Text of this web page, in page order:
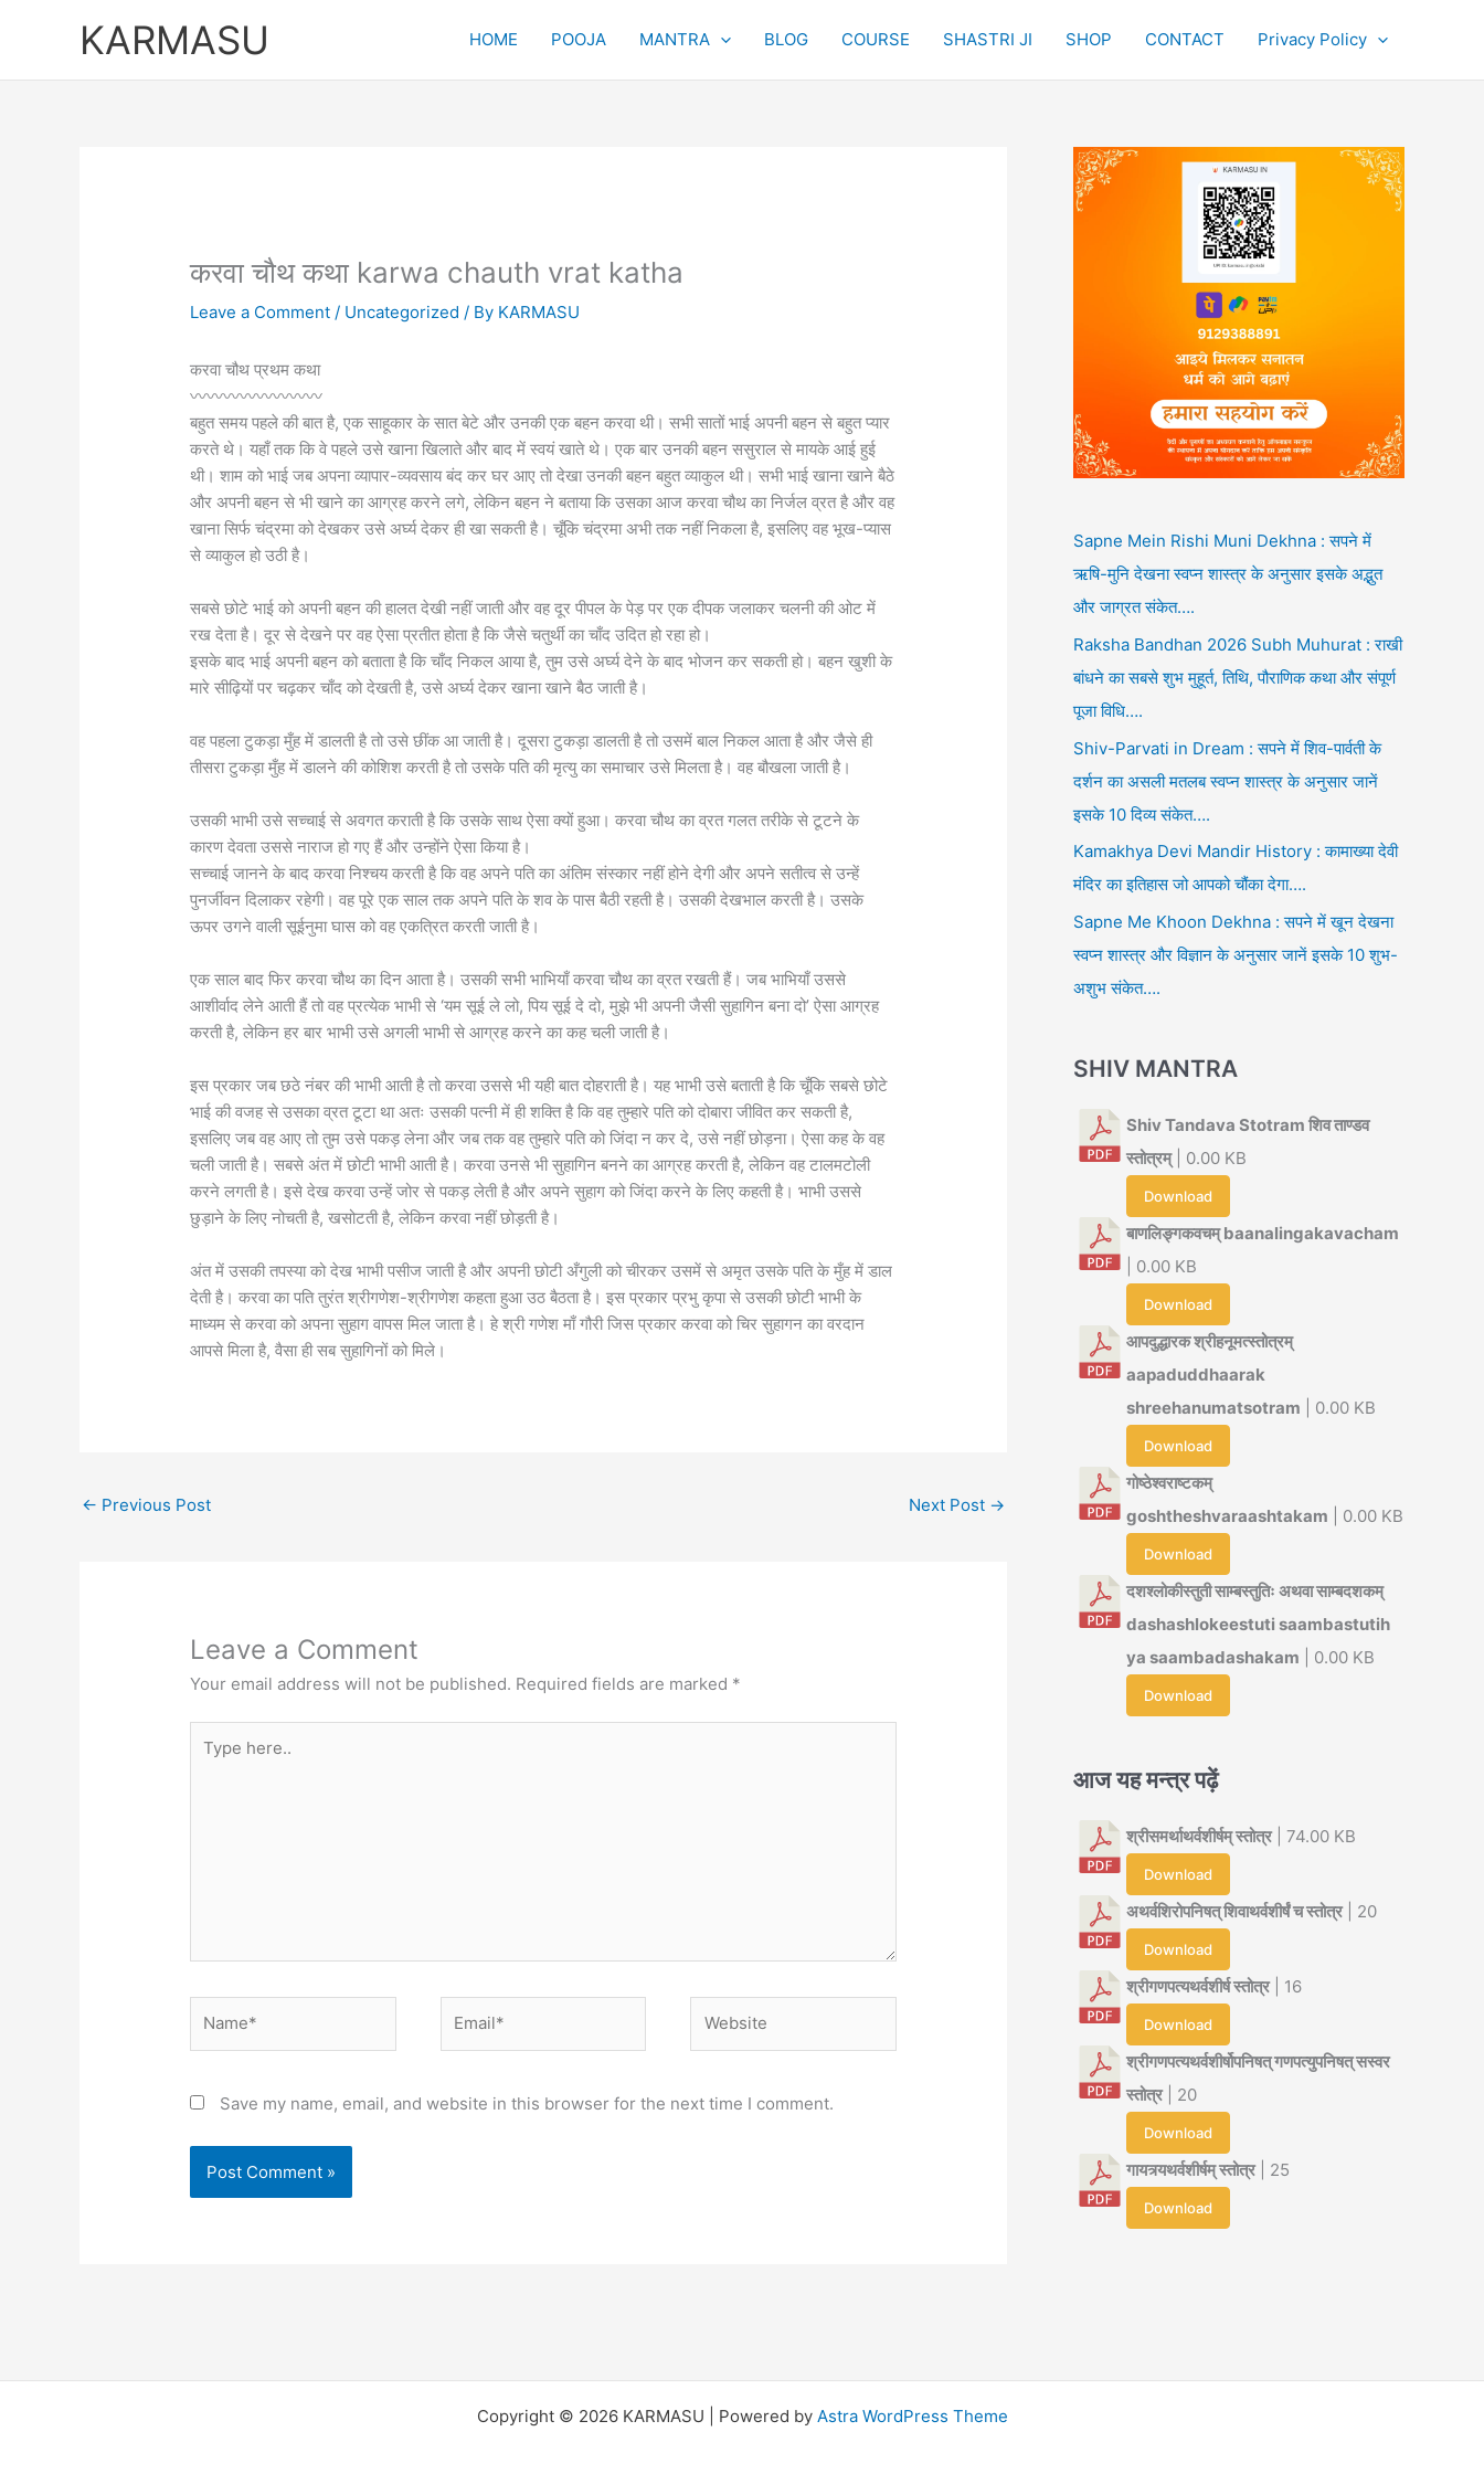
KARMASU HOME POOJA MANTRA BLOG COURSE SHASTRI JI SHOP CONTACT Privacy Policy
करवा चौथ कथा karwa chauth vrat katha
Leave a Comment / Uncategorized / By KARMASU
करवा चौथ प्रथम कथा
〰️〰️〰️〰️〰️〰️〰️〰️
बहुत समय पहले की बात है, एक साहूकार के सात बेटे और उनकी एक बहन करवा थी। सभी सातों भाई अपनी बहन से बहुत प्यार
करते थे। यहाँ तक कि वे पहले उसे खाना खिलाते और बाद में स्वयं खाते थे। एक बार उनकी बहन ससुराल से मायके आई हुई
थी। शाम को भाई जब अपना व्यापार-व्यवसाय बंद कर घर आए तो देखा उनकी बहन बहुत व्याकुल थी। सभी भाई खाना खाने बैठे
और अपनी बहन से भी खाने का आग्रह करने लगे, लेकिन बहन ने बताया कि उसका आज करवा चौथ का निर्जल व्रत है और वह
खाना सिर्फ चंद्रमा को देखकर उसे अर्घ्‍य देकर ही खा सकती है। चूँकि चंद्रमा अभी तक नहीं निकला है, इसलिए वह भूख-प्यास
से व्याकुल हो उठी है।
सबसे छोटे भाई को अपनी बहन की हालत देखी नहीं जाती और वह दूर पीपल के पेड़ पर एक दीपक जलाकर चलनी की ओट में
रख देता है। दूर से देखने पर वह ऐसा प्रतीत होता है कि जैसे चतुर्थी का चाँद उदित हो रहा हो।
इसके बाद भाई अपनी बहन को बताता है कि चाँद निकल आया है, तुम उसे अर्घ्य देने के बाद भोजन कर सकती हो। बहन खुशी के
मारे सीढ़ियों पर चढ़कर चाँद को देखती है, उसे अर्घ्‍य देकर खाना खाने बैठ जाती है।
वह पहला टुकड़ा मुँह में डालती है तो उसे छींक आ जाती है। दूसरा टुकड़ा डालती है तो उसमें बाल निकल आता है और जैसे ही
तीसरा टुकड़ा मुँह में डालने की कोशिश करती है तो उसके पति की मृत्यु का समाचार उसे मिलता है। वह बौखला जाती है।
उसकी भाभी उसे सच्चाई से अवगत कराती है कि उसके साथ ऐसा क्यों हुआ। करवा चौथ का व्रत गलत तरीके से टूटने के
कारण देवता उससे नाराज हो गए हैं और उन्होंने ऐसा किया है।
सच्चाई जानने के बाद करवा निश्चय करती है कि वह अपने पति का अंतिम संस्कार नहीं होने देगी और अपने सतीत्व से उन्हें
पुनर्जीवन दिलाकर रहेगी। वह पूरे एक साल तक अपने पति के शव के पास बैठी रहती है। उसकी देखभाल करती है। उसके
ऊपर उगने वाली सूईनुमा घास को वह एकत्रित करती जाती है।
एक साल बाद फिर करवा चौथ का दिन आता है। उसकी सभी भाभियाँ करवा चौथ का व्रत रखती हैं। जब भाभियाँ उससे
आशीर्वाद लेने आती हैं तो वह प्रत्येक भाभी से ‘यम सूई ले लो, पिय सूई दे दो, मुझे भी अपनी जैसी सुहागिन बना दो’ ऐसा आग्रह
करती है, लेकिन हर बार भाभी उसे अगली भाभी से आग्रह करने का कह चली जाती है।
इस प्रकार जब छठे नंबर की भाभी आती है तो करवा उससे भी यही बात दोहराती है। यह भाभी उसे बताती है कि चूँकि सबसे छोटे
भाई की वजह से उसका व्रत टूटा था अतः उसकी पत्नी में ही शक्ति है कि वह तुम्हारे पति को दोबारा जीवित कर सकती है,
इसलिए जब वह आए तो तुम उसे पकड़ लेना और जब तक वह तुम्हारे पति को जिंदा न कर दे, उसे नहीं छोड़ना। ऐसा कह के वह
चली जाती है। सबसे अंत में छोटी भाभी आती है। करवा उनसे भी सुहागिन बनने का आग्रह करती है, लेकिन वह टालमटोली
करने लगती है। इसे देख करवा उन्हें जोर से पकड़ लेती है और अपने सुहाग को जिंदा करने के लिए कहती है। भाभी उससे
छुड़ाने के लिए नोचती है, खसोटती है, लेकिन करवा नहीं छोड़ती है।
अंत में उसकी तपस्या को देख भाभी पसीज जाती है और अपनी छोटी अँगुली को चीरकर उसमें से अमृत उसके पति के मुँह में डाल
देती है। करवा का पति तुरंत श्रीगणेश-श्रीगणेश कहता हुआ उठ बैठता है। इस प्रकार प्रभु कृपा से उसकी छोटी भाभी के
माध्यम से करवा को अपना सुहाग वापस मिल जाता है। हे श्री गणेश माँ गौरी जिस प्रकार करवा को चिर सुहागन का वरदान
आपसे मिला है, वैसा ही सब सुहागिनों को मिले।
← Previous Post Next Post →
Leave a Comment
Your email address will not be published. Required fields are marked *
here..
Save my name, email, and website in this browser for the next time I comment.
Sapne Mein Rishi Muni Dekhna : सपने में
ऋषि-मुनि देखना स्वप्न शास्त्र के अनुसार इसके अद्भुत
और जाग्रत संकेत….
Raksha Bandhan 2026 Subh Muhurat : राखी
बांधने का सबसे शुभ मुहूर्त, तिथि, पौराणिक कथा और संपूर्ण
पूजा विधि….
Shiv-Parvati in Dream : सपने में शिव-पार्वती के
दर्शन का असली मतलब स्वप्न शास्त्र के अनुसार जानें
इसके 10 दिव्य संकेत….
Kamakhya Devi Mandir History : कामाख्या देवी
मंदिर का इतिहास जो आपको चौंका देगा….
Sapne Me Khoon Dekhna : सपने में खून देखना
स्वप्न शास्त्र और विज्ञान के अनुसार जानें इसके 10 शुभ-
अशुभ संकेत….
SHIV MANTRA
Shiv Tandava Stotram शिव ताण्डव
स्तोत्रम्| 0.00 KB
Download
बाणलिङ्गकवचम् baanalingakavacham
| 0.00 KB
Download
आपदुद्धारक श्रीहनूमत्स्तोत्रम्
aapaduddhaarak
shreehanumatsotram | 0.00 KB
Download
गोष्ठेश्वराष्टकम्
goshtheshvaraashtakam | 0.00 KB
Download
दशश्लोकीस्तुती साम्बस्तुतिः अथवा साम्बदशकम्
dashashlokeestuti saambastutih
ya saambadashakam | 0.00 KB
Download
आज यह मन्त्र पढ़ें
श्रीसमर्थाथर्वशीर्षम् स्तोत्र| 74.00 KB
Download
अथर्वशिरोपनिषत् शिवाथर्वशीर्षं च स्तोत्र| 20
Download
श्रीगणपत्यथर्वशीर्ष स्तोत्र| 16
Download
श्रीगणपत्यथर्वशीर्षोपनिषत् गणपत्युपनिषत् सस्वर
स्तोत्र| 20
Download
गायत्र्यथर्वशीर्षम् स्तोत्र| 25
Download
Copyright © 2026 KARMASU | Powered by Astra WordPress Theme